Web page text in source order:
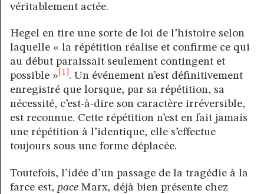
véritablement actée.
Hegel en tire une sorte de loi de l’histoire selon
laquelle « la répétition réalise et confirme ce qui
au début paraissait seulement contingent et
possible » [1] . Un événement n’est définitivement
enregistré que lorsque, par sa répétition, sa
nécessité, c’est-à-dire son caractère irréversible,
est reconnue. Cette répétition n’est en fait jamais
une répétition à l’identique, elle s’effectue
toujours sous une forme déplacée.
Toutefois, l’idée d’un passage de la tragédie à la
farce est, pace Marx, déjà bien présente chez